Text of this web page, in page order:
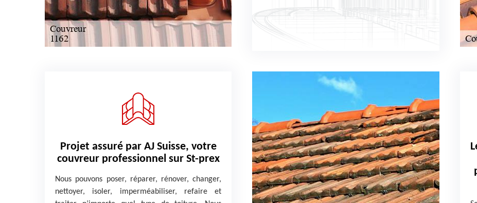
Projet assuré par AJ Suisse, votre
couvreur professionnel sur St-prex
Nous pouvons poser, réparer, rénover, changer,
nettoyer, isoler, imperméabiliser, refaire et